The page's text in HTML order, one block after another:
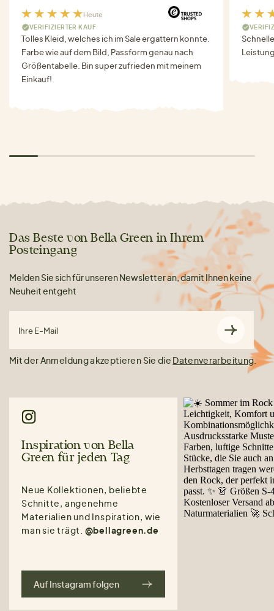
Heute
VERIFIZIERTER KAUF
Tolles Kleid, welches ich im Sale ergattern konnte.
Farbe wie auf dem Bild, Passform genau nach
Größentabelle. Bin super zufrieden mit meinem
Einkauf!
Das Beste von Bella Green in Ihrem
Posteingang
Melden Sie sich für unseren Newsletter an, damit Ihnen keine
Neuheit entgeht
Ihre E-Mail
Mit der Anmeldung akzeptieren Sie die Datenverarbeitung.
Inspiration von Bella
Green für jeden Tag
Neue Kollektionen, beliebte
Schnitte, angenehme
Materialien und Inspiration, wie
man sie trägt. @bellagreen.de
Auf Instagram folgen